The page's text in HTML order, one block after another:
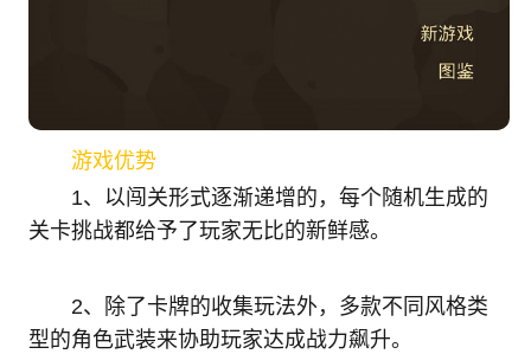
游戏优势
1、以闯关形式逐渐递增的，每个随机生成的
关卡挑战都给予了玩家无比的新鲜感。
2、除了卡牌的收集玩法外，多款不同风格类
型的角色武装来协助玩家达成战力飙升。